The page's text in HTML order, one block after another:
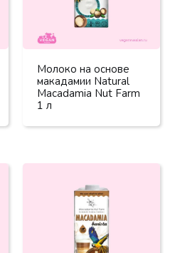
Молоко на основе
макадамии Natural
Macadamia Nut Farm
1 л